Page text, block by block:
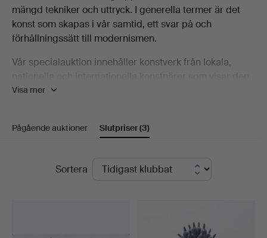
mängd tekniker och uttryck. I generella termer är det
konst som skapas i vår samtid, ett svar på och
förhållningssätt till modernismen.
Vår specialauktion innehåller konstverk från lokala,
bredd som samtidskonsten utgör, bland annat Karin
Labba.
Välkommen att ta del av katalogen och upptäcka några
av de konstnärer som är en del av den samtida
Visa mer
Pågående auktioner Slutpriser(3)
SlutpriserSortera